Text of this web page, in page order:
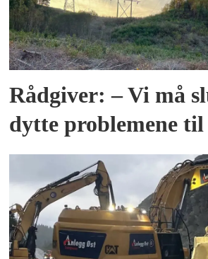
Rådgiver: – Vi må
dytte problemene